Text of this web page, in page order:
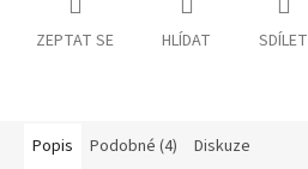
ZEPTAT SE HLÍDAT SDÍLET
Popis Podobné (4) Diskuze